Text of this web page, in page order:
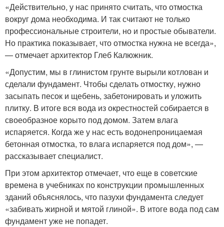
«Действительно, у нас принято считать, что отмостка
вокруг дома необходима. И так считают не только
профессиональные строители, но и простые обыватели.
Но практика показывает, что отмостка нужна не всегда»,
— отмечает архитектор Глеб Калюжник.
«Допустим, мы в глинистом грунте вырыли котлован и
сделали фундамент. Чтобы сделать отмостку, нужно
засыпать песок и щебень, забетонировать и уложить
плитку. В итоге вся вода из окрестностей собирается в
своеобразное корыто под домом. Затем влага
испаряется. Когда же у нас есть водонепроницаемая
бетонная отмостка, то влага испаряется под дом», —
рассказывает специалист.
При этом архитектор отмечает, что еще в советские
времена в учебниках по конструкции промышленных
зданий объяснялось, что пазухи фундамента следует
«забивать жирной и мятой глиной». В итоге вода под сам
фундамент уже не попадет.